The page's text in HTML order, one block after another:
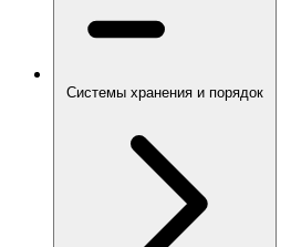
Системы хранения и порядок